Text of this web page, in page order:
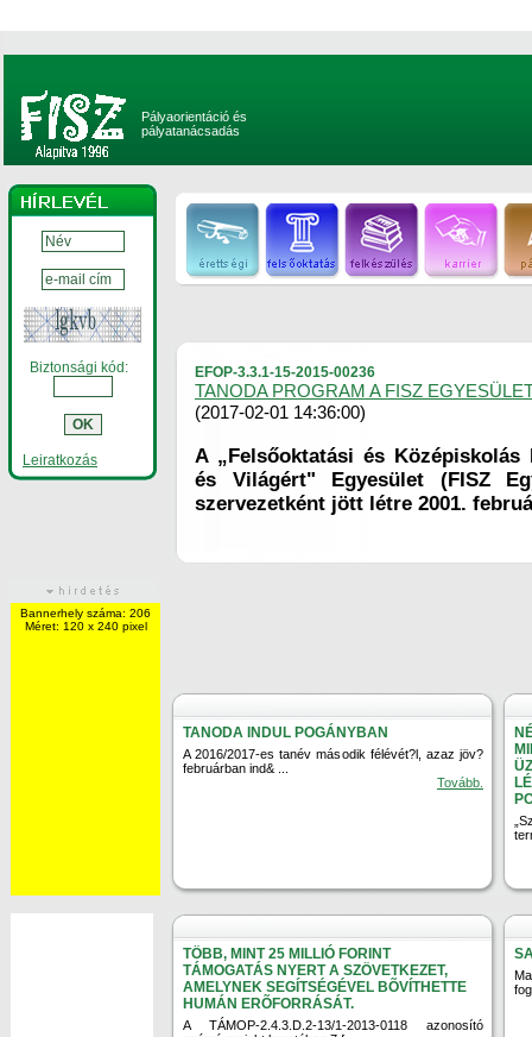
Pályaorientáció és
pályatanácsadás
Biztonsági kód:
Leiratkozás
Bannerhely száma: 206
Méret: 120 x 240 pixel
EFOP-3.3.1-15-2015-00236
TANODA PROGRAM A FISZ
(2017-02-01 14:36:00)
A „Felsőoktatási és Középiskolás
és Világért" Egyesület (FISZ
szervezetként jött létre 2001.
TANODA INDUL POGÁNYBAN
A 2016/2017-es tanév második félévét?l, azaz jöv?
februárban ind& ...
Tovább.
TÖBB, MINT 25 MILLIÓ FORINT
TÁMOGATÁS NYERT A SZÖVETKEZET,
AMELYNEK SEGÍTSÉGÉVEL BÕVÍTHETTE
HUMÁN ERÕFORRÁSÁT.
A TÁMOP-2.4.3.D.2-13/1-2013-0118 azonosító